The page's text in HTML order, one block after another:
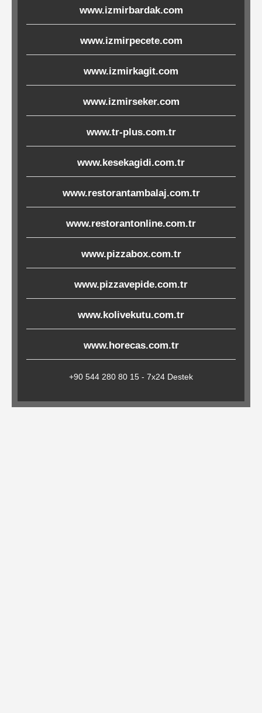
Porselen-
Seramik
Cam
Buklet
Poşetler
Çöp
Torbaları
Tepsi
Altlıkları
&
Amerikan
Kağıt
www.izmirbardak.com
www.izmirpecete.com
www.izmirkagit.com
www.izmirseker.com
www.tr-plus.com.tr
www.kesekagidi.com.tr
www.restorantambalaj.com.tr
www.restorantonline.com.tr
www.pizzabox.com.tr
www.pizzavepide.com.tr
www.kolivekutu.com.tr
www.horecas.com.tr
+90 544 280 80 15 - 7x24 Destek